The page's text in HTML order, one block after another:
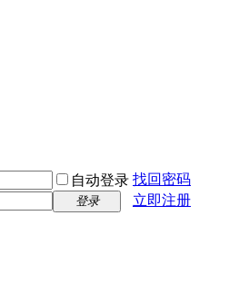
自动登录 找回密码
登录
立即注册